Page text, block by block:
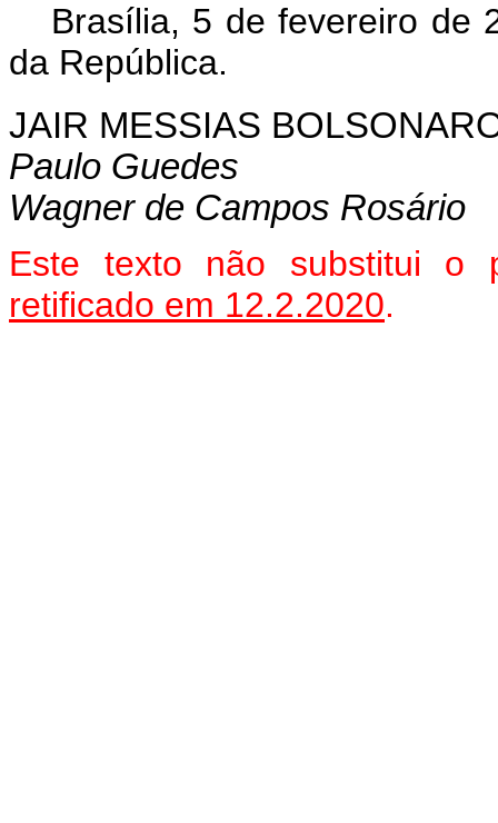
Brasília, 5 de fevereiro de
da República.
JAIR MESSIAS
Paulo Guedes
Wagner de Campos Rosário
Este texto não substitui o
retificado em 12.2.2020.